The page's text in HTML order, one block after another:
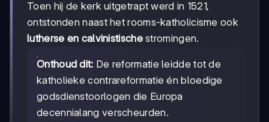
Toen hij de kerk uitgetrapt werd in 1521,
ontstonden naast het rooms-katholicisme ook
lutherse en calvinistischestromingen.
Onthoud dit: De reformatie leidde tot de
katholieke contrareformatie én bloedige
godsdienstoorlogen die Europa
decennialang verscheurden.